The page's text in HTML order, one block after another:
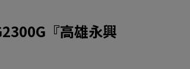
『高雄永興